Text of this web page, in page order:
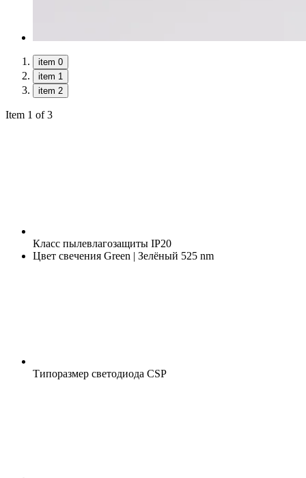
item 0
item 1
item 2
Item 1 of 3
Класс пылевлагозащиты IP20
Цвет свечения Green | Зелёный 525 nm
Типоразмер светодиода CSP